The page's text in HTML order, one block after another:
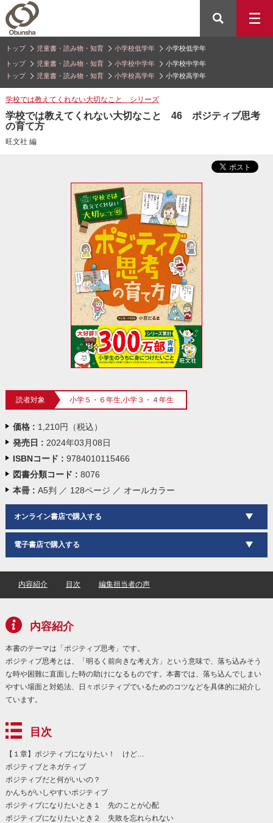
トップ 児童書・読み物・知育 小学校低学年 小学校低学年
トップ 児童書・読み物・知育 小学校中学年
小学校中学年
トップ
児童書・読み物・知育 小学校高学年 小学校高学年
学校では教えてくれない大切なこと シリーズ
学校では教えてくれない大切なこと 46 ポジティブ思考
の育て方
旺文社 編
読者対象 小学５・６年生,小学３・４年生
価格 : 1,210円（税込）
発売日 : 2024年03月08日
ISBNコード : 9784010115466
図書分類コード : 8076
本冊 : A5判 ／ 128ページ ／ オールカラー
オンライン書店で購入する
電子書店で購入する
内容紹介 目次 編集担当者の声
内容紹介
本書のテーマは「ポジティブ思考」です。
ポジティブ思考とは、「明るく前向きな考え方」という意味で、落ち込みそう
な時や困難に直面した時の助けになるものです。本書では、落ち込んでしまい
やすい場面と対処法、日々ポジティブでいるためのコツなどを具体的に紹介し
ています。
目次
【１章】ポジティブになりたい！ けど…
ポジティブとネガティブ
ポジティブだと何がいいの？
かんちがいしやすいポジティブ
ポジティブになりたいとき１ 先のことが心配
ポジティブになりたいとき２ 失敗を忘れられない